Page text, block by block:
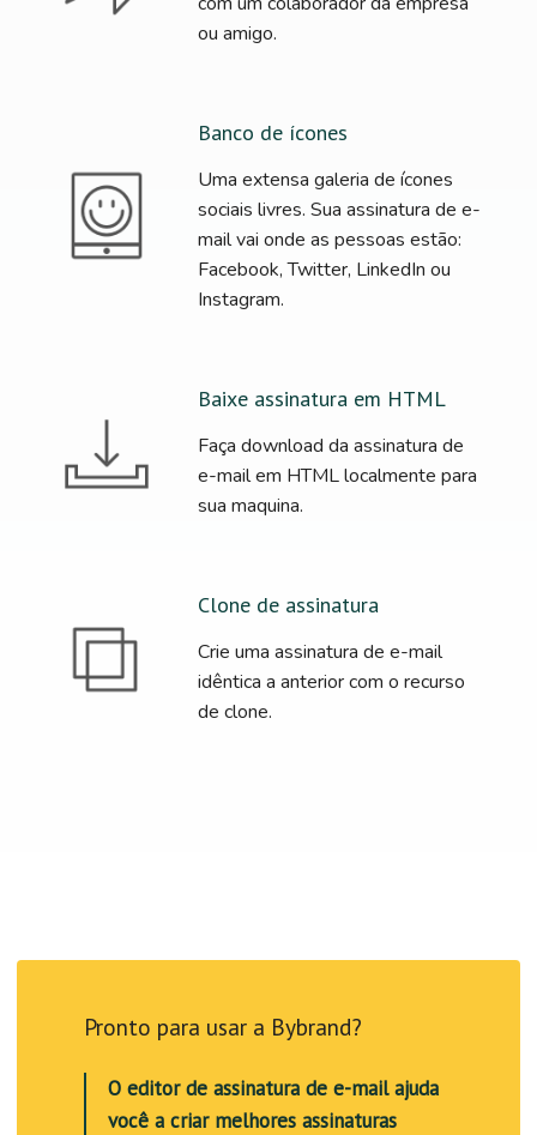
ou amigo.
Banco de ícones
Uma extensa galeria de ícones
sociais livres. Sua assinatura de e-
mail vai onde as pessoas estão:
Facebook, Twitter, LinkedIn ou
Instagram.
Baixe assinatura em HTML
Faça download da assinatura de
e-mail em HTML localmente para
sua maquina.
Clone de assinatura
Crie uma assinatura de e-mail
idêntica a anterior com o recurso
de clone.
Pronto para usar a Bybrand?
O editor de assinatura de e-mail ajuda
você a criar melhores assinaturas